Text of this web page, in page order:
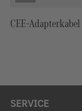
CEE-
SERVICE